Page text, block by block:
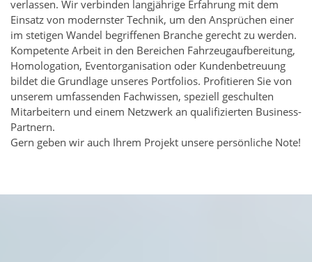
verlassen. Wir verbinden langjährige Erfahrung mit dem
Einsatz von modernster Technik, um den Ansprüchen einer
im stetigen Wandel begriffenen Branche gerecht zu werden.
Kompetente Arbeit in den Bereichen Fahrzeugaufbereitung,
Homologation, Eventorganisation oder Kundenbetreuung
bildet die Grundlage unseres Portfolios. Profitieren Sie von
unserem umfassenden Fachwissen, speziell geschulten
Mitarbeitern und einem Netzwerk an qualifizierten Business-
Partnern.
Gern geben wir auch Ihrem Projekt unsere persönliche Note!